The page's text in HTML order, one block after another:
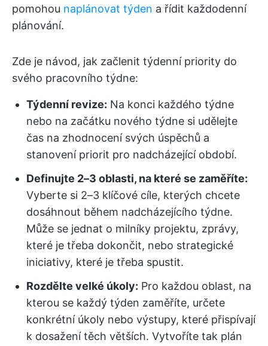
pomohou naplánovat týden a řídit každodenní
plánování.
Zde je návod, jak začlenit týdenní priority do
svého pracovního týdne:
Týdenní revize: Na konci každého týdne
nebo na začátku nového týdne si udělejte
čas na zhodnocení svých úspěchů a
stanovení priorit pro nadcházející období.
Definujte 2–3 oblasti, na které se zaměříte:
Vyberte si 2–3 klíčové cíle, kterých chcete
dosáhnout během nadcházejícího týdne.
Může se jednat o milníky projektu, zprávy,
které je třeba dokončit, nebo strategické
iniciativy, které je třeba spustit.
Rozdělte velké úkoly: Pro každou oblast, na
kterou se každý týden zaměříte, určete
konkrétní úkoly nebo výstupy, které přispívají
k dosažení těch větších. Vytvoříte tak plán